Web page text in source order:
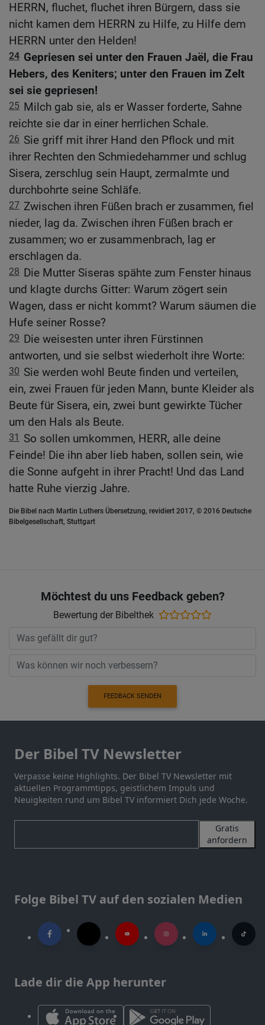
HERRN, fluchet, fluchet ihren Bürgern, dass sie
nicht kamen dem HERRN zu Hilfe, zu Hilfe dem
HERRN unter den Helden!
24 Gepriesen sei unter den Frauen Jaël, die Frau
Hebers, des Keniters; unter den Frauen im Zelt
sei sie gepriesen!
25 Milch gab sie, als er Wasser forderte, Sahne
reichte sie dar in einer herrlichen Schale.
26 Sie griff mit ihrer Hand den Pflock und mit
ihrer Rechten den Schmiedehammer und schlug
Sisera, zerschlug sein Haupt, zermalmte und
durchbohrte seine Schläfe.
27 Zwischen ihren Füßen brach er zusammen, fiel
nieder, lag da. Zwischen ihren Füßen brach er
zusammen; wo er zusammenbrach, lag er
erschlagen da.
28 Die Mutter Siseras spähte zum Fenster hinaus
und klagte durchs Gitter: Warum zögert sein
Wagen, dass er nicht kommt? Warum säumen die
Hufe seiner Rosse?
29 Die weisesten unter ihren Fürstinnen
antworten, und sie selbst wiederholt ihre Worte:
30 Sie werden wohl Beute finden und verteilen,
ein, zwei Frauen für jeden Mann, bunte Kleider als
Beute für Sisera, ein, zwei bunt gewirkte Tücher
um den Hals als Beute.
31
So sollen umkommen, HERR, alle deine
Feinde! Die ihn aber lieb haben, sollen sein, wie
die Sonne aufgeht in ihrer Pracht! Und das Land
hatte Ruhe vierzig Jahre.
Die Bibel nach Martin Luthers Übersetzung, revidiert 2017, © 2016 Deutsche
Bibelgesellschaft, Stuttgart
Möchtest du uns Feedback geben?
Bewertung der Bibelthek
FEEDBACK SENDEN
Der Bibel TV Newsletter
Verpasse keine Highlights. Der Bibel TV Newsletter mit
aktuellen Programmtipps, geistlichem Impuls und
Neuigkeiten rund um Bibel TV informiert Dich jede Woche.
Gratis
anfordern
Folge Bibel TV auf den sozialen Medien
Lade dir die App herunter